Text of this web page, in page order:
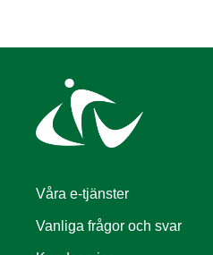
Våra e-tjänster
Vanliga frågor och svar